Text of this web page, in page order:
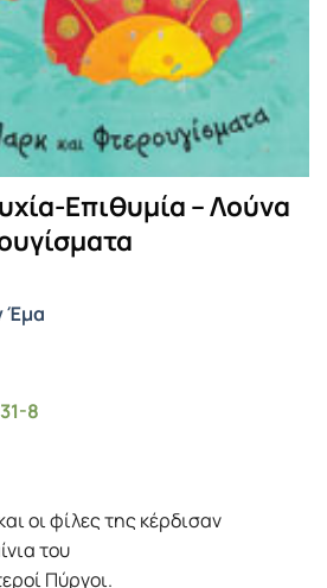
Επιθυμία – Λούνα
Έμα
8
οι φίλες της κέρδισαν
του
Πύργοι.